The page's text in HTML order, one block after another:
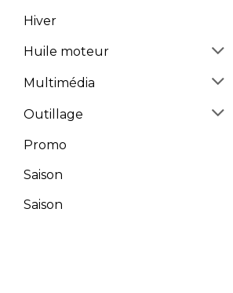
Hiver
Huile moteur
Multimédia
Outillage
Promo
Saison
Saison